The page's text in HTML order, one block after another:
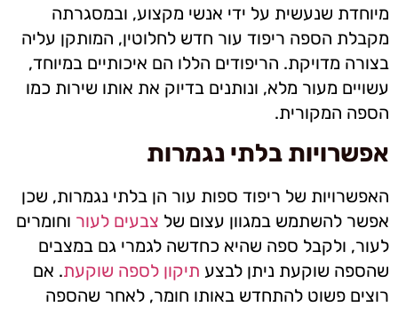
מיוחדת שנעשית על ידי אנשי מקצוע, ובמסגרתה
מקבלת הספה ריפוד עור חדש לחלוטין, המותקן עליה
בצורה מדויקת. הריפודים הללו הם איכותיים במיוחד,
עשויים מעור מלא, ונותנים בדיוק את אותו שירות כמו
הספה המקורית.
אפשרויות בלתי נגמרות
האפשרויות של ריפוד ספות עור הן בלתי נגמרות, שכן
אפשר להשתמש במגוון עצום של צבעים לעור וחומרים
לעור, ולקבל ספה שהיא כחדשה לגמרי גם במצבים
שהספה שוקעת ניתן לבצע תיקון לספה שוקעת. אם
רוצים פשוט להתחדש באותו חומר, לאחר שהספה